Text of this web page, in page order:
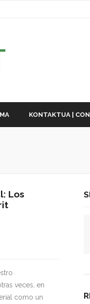
KONTAKTUA |
Los
veces, en
como un